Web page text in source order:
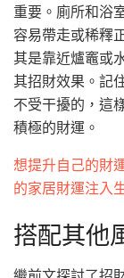
重要。廁所和浴
容易帶走或稀釋
其是靠近爐竈或
其招財效果。記
不受干擾的，這
積極的財運。
想提升自己的財
的家居財運注入
搭配其他